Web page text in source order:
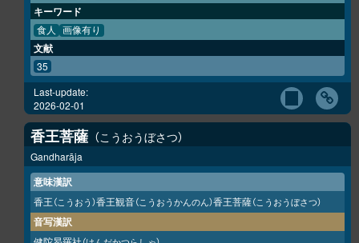
キーワード
食人 画像有り
文献
35
Last-update:
2026-02-01
香王菩薩 こうおうぼさつ
Gandharāja
意味漢訳
香王（こうおう）香王観音（こうおうかんのん）香王菩薩（こうおうぼさつ）
音写漢訳